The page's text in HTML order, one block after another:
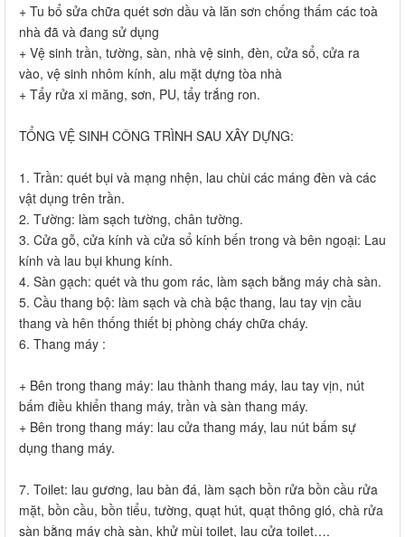
+ Tu bổ sửa chữa quét sơn dầu và lăn sơn chống thấm các toà
nhà đã và đang sử dụng
+ Vệ sinh trần, tường, sàn, nhà vệ sinh, đèn, cửa sổ, cửa ra
vào, vệ sinh nhôm kính, alu mặt dựng tòa nhà
+ Tẩy rửa xi măng, sơn, PU, tẩy trắng ron.
TỔNG VỆ SINH CÔNG TRÌNH SAU XÂY DỰNG:
1. Trần: quét bụi và mạng nhện, lau chùi các máng đèn và các
vật dụng trên trần.
2. Tường: làm sạch tường, chân tường.
3. Cửa gỗ, cửa kính và cửa sổ kính bến trong và bên ngoại: Lau
kính và lau bụi khung kính.
4. Sàn gạch: quét và thu gom rác, làm sạch bằng máy chà sàn.
5. Cầu thang bộ: làm sạch và chà bậc thang, lau tay vịn cầu
thang và hên thống thiết bị phòng cháy chữa cháy.
6. Thang máy :
+ Bên trong thang máy: lau thành thang máy, lau tay vịn, nút
bấm điều khiển thang máy, trần và sàn thang máy.
+ Bên trong thang máy: lau cửa thang máy, lau nút bấm sự
dụng thang máy.
7. Toilet: lau gương, lau bàn đá, làm sạch bồn rửa bồn cầu rửa
mặt, bồn cầu, bồn tiểu, tường, quạt hút, quạt thông gió, chà rửa
sàn bằng máy chà sàn, khử mùi toilet, lau cửa toilet….